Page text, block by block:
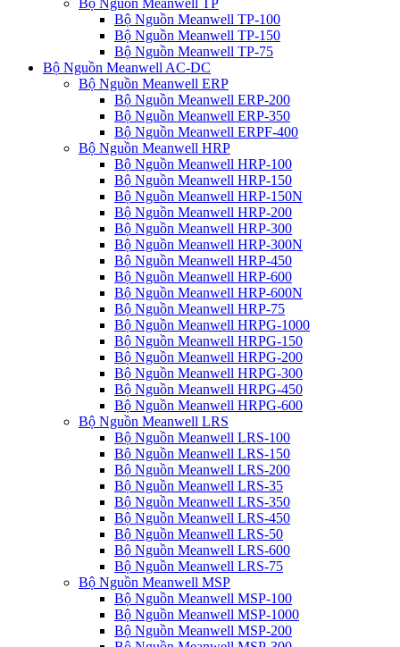
Bộ Nguồn Meanwell TP-100
Bộ Nguồn Meanwell TP-150
Bộ Nguồn Meanwell TP-75
Bộ Nguồn Meanwell AC-DC
Bộ Nguồn Meanwell ERP
Bộ Nguồn Meanwell ERP-200
Bộ Nguồn Meanwell ERP-350
Bộ Nguồn Meanwell ERPF-400
Bộ Nguồn Meanwell HRP
Bộ Nguồn Meanwell HRP-100
Bộ Nguồn Meanwell HRP-150
Bộ Nguồn Meanwell HRP-150N
Bộ Nguồn Meanwell HRP-200
Bộ Nguồn Meanwell HRP-300
Bộ Nguồn Meanwell HRP-300N
Bộ Nguồn Meanwell HRP-450
Bộ Nguồn Meanwell HRP-600
Bộ Nguồn Meanwell HRP-600N
Bộ Nguồn Meanwell HRP-75
Bộ Nguồn Meanwell HRPG-1000
Bộ Nguồn Meanwell HRPG-150
Bộ Nguồn Meanwell HRPG-200
Bộ Nguồn Meanwell HRPG-300
Bộ Nguồn Meanwell HRPG-450
Bộ Nguồn Meanwell HRPG-600
Bộ Nguồn Meanwell LRS
Bộ Nguồn Meanwell LRS-100
Bộ Nguồn Meanwell LRS-150
Bộ Nguồn Meanwell LRS-200
Bộ Nguồn Meanwell LRS-35
Bộ Nguồn Meanwell LRS-350
Bộ Nguồn Meanwell LRS-450
Bộ Nguồn Meanwell LRS-50
Bộ Nguồn Meanwell LRS-600
Bộ Nguồn Meanwell LRS-75
Bộ Nguồn Meanwell MSP
Bộ Nguồn Meanwell MSP-100
Bộ Nguồn Meanwell MSP-1000
Bộ Nguồn Meanwell MSP-200